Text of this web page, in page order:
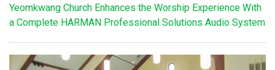
Yeomkwang Church Enhances the Worship Experience With
a Complete HARMAN Professional Solutions Audio System